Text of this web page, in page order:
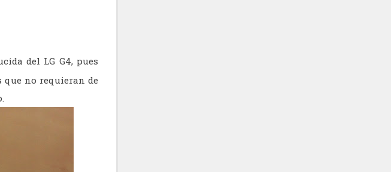
del LG G4, pues
que no requieran de